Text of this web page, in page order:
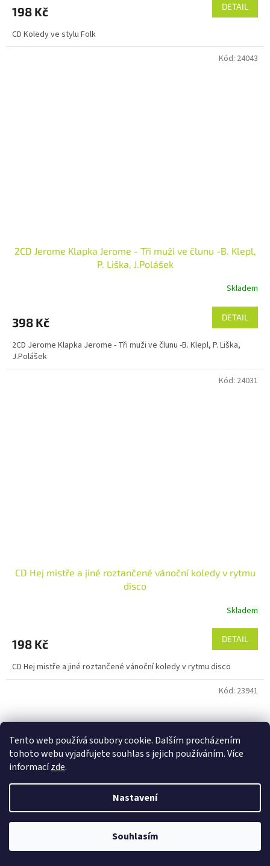
Tento web používá soubory cookie. Dalším procházením
tohoto webu vyjadřujete souhlas s jejich používáním. Více
informacízde.
Nastavení
Souhlasím
198 Kč DETAIL
CD Koledy ve stylu Folk
2CD Jerome Klapka Jerome - Tři muži ve člunu -B. Klepl,
P. Liška, J.Polášek
Skladem
398 Kč DETAIL
2CD Jerome Klapka Jerome - Tři muži ve člunu -B. Klepl, P. Liška,
J.Polášek
Kód: 24043
CD Hej mistře a jiné roztančené vánoční koledy v rytmu
disco
Skladem
198 Kč DETAIL
CD Hej mistře a jiné roztančené vánoční koledy v rytmu disco
Kód: 24031
Kód: 23941